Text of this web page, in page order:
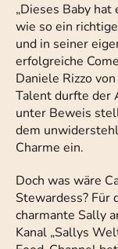
„Dieses Baby
wie so ein
und in seiner
erfolgreiche
Daniele Rizzo
Talent durfte der
unter Beweis
dem
Charme ein.
Doch was wäre
Stewardess? Für
charmante Sally
Kanal „Sallys